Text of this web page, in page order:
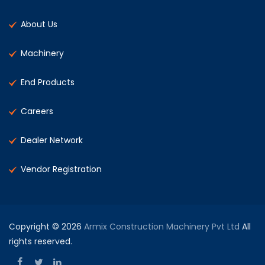
About Us
Machinery
End Products
Careers
Dealer Network
Vendor Registration
Copyright © 2026 Armix Construction Machinery Pvt Ltd All
rights reserved.